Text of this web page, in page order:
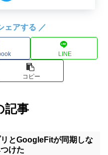
ェアする ／
LINE
コピー
記事
とGoogleFitが同期しな
けた